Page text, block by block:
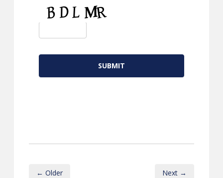
CAPTCHA
← Older Next →